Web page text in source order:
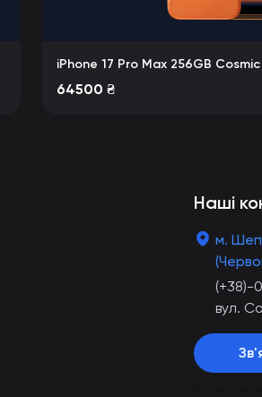
iPhone 17 Pro Max 256GB
64500 ₴
Наші
м.
(+38)-
вул.